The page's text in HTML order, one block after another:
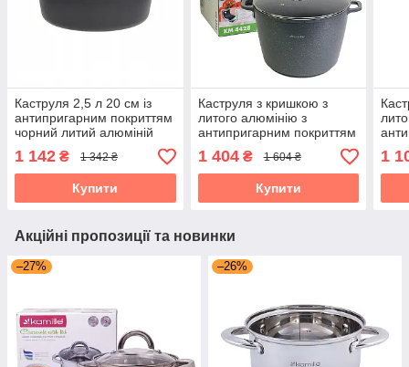
Каструля 2,5 л 20 см із
антипригарним покриттям
чорний литий алюміній
Kamille KM-4219
1 142 ₴ 1 342 ₴
Купити
Каструля з кришкою з
литого алюмінію з
антипригарним покриттям
"граніт" 10.0 л
1 404₴ 1 604 ₴
Купити
для
1
Акційні пропозиції та новинки
–27% –26%